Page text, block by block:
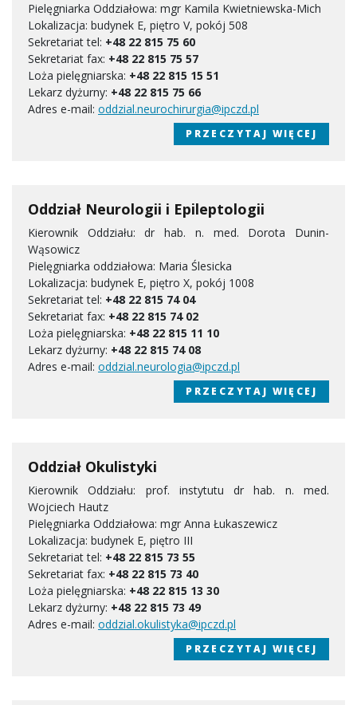
Pielęgniarka Oddziałowa: mgr Kamila Kwietniewska-Mich
Lokalizacja: budynek E, piętro V, pokój 508
Sekretariat tel: +48 22 815 75 60
Sekretariat fax: +48 22 815 75 57
Loża pielęgniarska: +48 22 815 15 51
Lekarz dyżurny: +48 22 815 75 66
Adres e-mail: oddzial.neurochirurgia@ipczd.pl
PRZECZYTAJ WIĘCEJ
Oddział Neurologii i Epileptologii
Kierownik Oddziału: dr hab. n. med. Dorota Dunin-
Wąsowicz
Pielęgniarka oddziałowa: Maria Ślesicka
Lokalizacja: budynek E, piętro X, pokój 1008
Sekretariat tel: +48 22 815 74 04
Sekretariat fax: +48 22 815 74 02
Loża pielęgniarska: +48 22 815 11 10
Lekarz dyżurny: +48 22 815 74 08
Adres e-mail: oddzial.neurologia@ipczd.pl
PRZECZYTAJ WIĘCEJ
Oddział Okulistyki
Kierownik Oddziału: prof. instytutu dr hab. n. med.
Wojciech Hautz
Pielęgniarka Oddziałowa: mgr Anna Łukaszewicz
Lokalizacja: budynek E, piętro III
Sekretariat tel: +48 22 815 73 55
Sekretariat fax: +48 22 815 73 40
Loża pielęgniarska: +48 22 815 13 30
Lekarz dyżurny: +48 22 815 73 49
Adres e-mail: oddzial.okulistyka@ipczd.pl
PRZECZYTAJ WIĘCEJ